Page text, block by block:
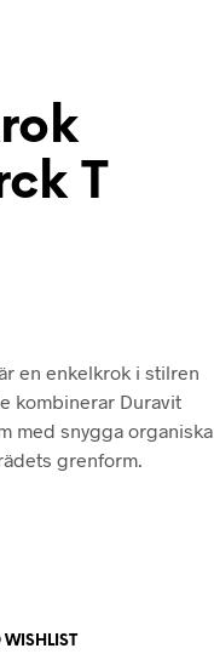
T
en enkelkrok i stilren
kombinerar Duravit
med snygga organiska
grenform.